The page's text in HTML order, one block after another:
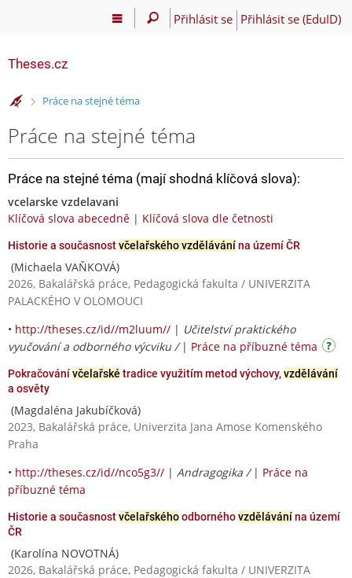
Přihlásit se Přihlásit se (EduID)
Theses.cz
>Práce na stejné téma
Práce na stejné téma
Práce na stejné téma (mají shodná klíčová slova):
vcelarske vzdelavani
Klíčová slova abecedně | Klíčová slova dle četnosti
Historie a současnostvčelařského vzdělávánína území ČR
(Michaela VAŇKOVÁ)
2026, Bakalářská práce, Pedagogická fakulta / UNIVERZITA
PALACKÉHO V OLOMOUCI
• http://theses.cz/id//m2luum// | Učitelství praktického
vyučování a odborného výcviku / | Práce na příbuzné téma
Pokračovánívčelařské tradice využitím metod výchovy,vzdělávání
a osvěty
(Magdaléna Jakubíčková)
2023, Bakalářská práce, Univerzita Jana Amose Komenského
Praha
• http://theses.cz/id//nco5g3// | Andragogika / | Práce na
příbuzné téma
Historie a současnostvčelařskéhoodbornéhovzdělávánína území
ČR
(Karolína NOVOTNÁ)
2026, Bakalářská práce, Pedagogická fakulta / UNIVERZITA